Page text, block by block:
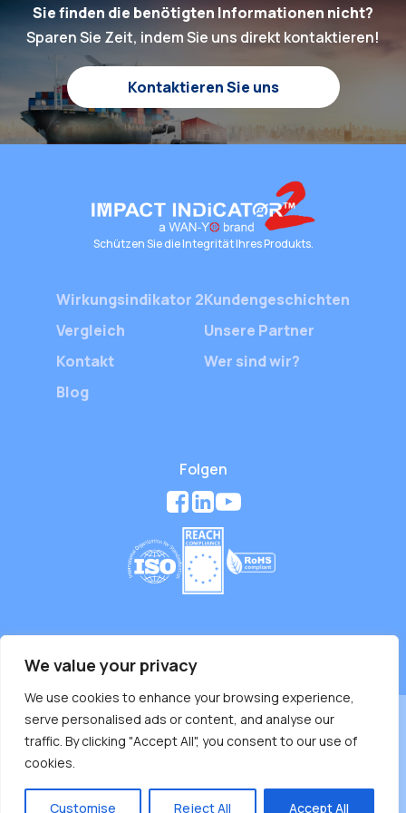
We value your privacy
We use cookies to enhance your browsing experience,
serve personalised ads or content, and analyse our
traffic. By clicking "Accept All", you consent to our use of
cookies.
Customise Reject All Accept All
unser Geschäft? Und
wie hoch sind die
tatsächlichen Zahlen im
Alltag? Warum ist ein
nützliches Werkzeug
zur
so wichtig? Lassen Sie
uns dieses Thema
genauer betrachten. […]
Geräte
Sie finden die benötigten Informationen nicht?
Sparen Sie Zeit, indem Sie uns direkt kontaktieren!
Kontaktieren Sie uns
Schützen Sie die Integrität Ihres Produkts.
Wirkungsindikator 2
Vergleich
Kontakt
Blog
Kundengeschichten
Unsere Partner
Wer sind wir?
Folgen
Copyright © 2026 WAN-YO Enterprise Co., Ltd.